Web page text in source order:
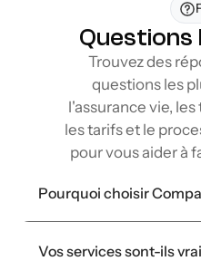
Trouvez des
questions les
l'assurance vie,
les tarifs et le
pour vous aider à
Pourquoi choisir
Vos services sont-ils